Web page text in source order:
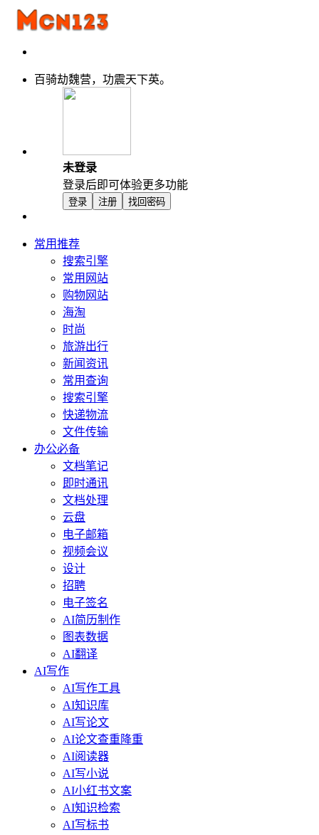
百骑劫魏营，功震天下英。
未登录
登录后即可体验更多功能
登录 注册 找回密码
常用推荐
搜索引擎
常用网站
购物网站
海淘
时尚
旅游出行
新闻资讯
常用查询
搜索引擎
快递物流
文件传输
办公必备
文档笔记
即时通讯
文档处理
云盘
电子邮箱
视频会议
设计
招聘
电子签名
AI简历制作
图表数据
AI翻译
AI写作
AI写作工具
AI知识库
AI写论文
AI论文查重降重
AI阅读器
AI写小说
AI小红书文案
AI知识检索
AI写标书